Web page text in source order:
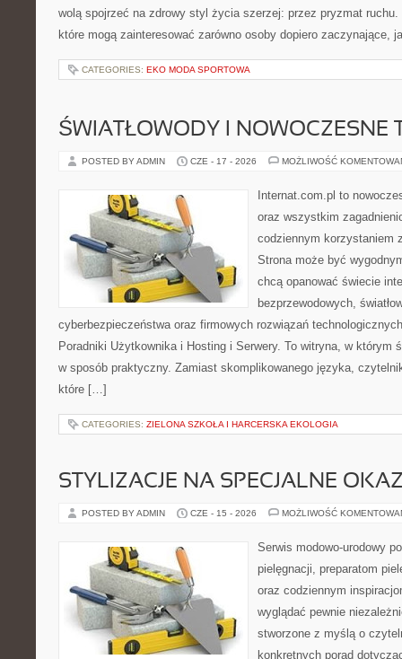
wolą spojrzeć na zdrowy styl życia szerzej: przez pryzmat
które mogą zainteresować zarówno osoby dopiero
CATEGORIES: EKO MODA SPORTOWA
ŚWIATŁOWODY I NOWOCZESNE
POSTED BY ADMIN CZE - 17 - 2026 MOŻLIWOŚĆ
Internat.com.pl to
oraz wszystkim
codziennym korzystaniem
Strona może być
chcą opanować świecie
bezprzewodowych,
cyberbezpieczeństwa oraz firmowych rozwiązań
Poradniki Użytkownika i Hosting i Serwery. To witryna, w którym
w sposób praktyczny. Zamiast skomplikowanego języka,
które […]
CATEGORIES: ZIELONA SZKOŁA I HARCERSKA EKOLOGIA
STYLIZACJE NA SPECJALNE
POSTED BY ADMIN CZE - 15 - 2026 MOŻLIWOŚĆ
Serwis modowo-urodowy
pielęgnacji, preparatom
oraz codziennym
wyglądać pewnie
stworzone z myślą o
konkretnych porad